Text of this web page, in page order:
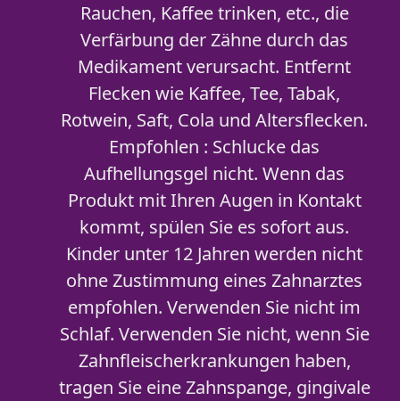
Rauchen, Kaffee trinken, etc., die
Verfärbung der Zähne durch das
Medikament verursacht. Entfernt
Flecken wie Kaffee, Tee, Tabak,
Rotwein, Saft, Cola und Altersflecken.
Empfohlen : Schlucke das
Aufhellungsgel nicht. Wenn das
Produkt mit Ihren Augen in Kontakt
kommt, spülen Sie es sofort aus.
Kinder unter 12 Jahren werden nicht
ohne Zustimmung eines Zahnarztes
empfohlen. Verwenden Sie nicht im
Schlaf. Verwenden Sie nicht, wenn Sie
Zahnfleischerkrankungen haben,
tragen Sie eine Zahnspange, gingivale